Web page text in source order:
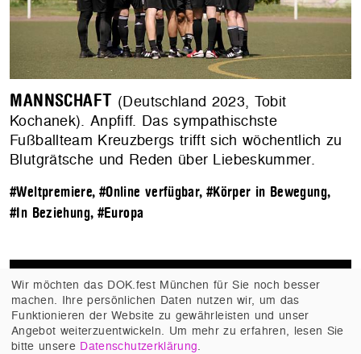
MANNSCHAFT (Deutschland 2023, Tobit
Kochanek). Anpfiff. Das sympathischste
Fußballteam Kreuzbergs trifft sich wöchentlich zu
Blutgrätsche und Reden über Liebeskummer.
#Weltpremiere, #Online verfügbar, #Körper in Bewegung,
#In Beziehung, #Europa
Wir möchten das DOK.fest München für Sie noch besser
machen. Ihre persönlichen Daten nutzen wir, um das
Funktionieren der Website zu gewährleisten und unser
Angebot weiterzuentwickeln. Um mehr zu erfahren, lesen Sie
bitte unsere Datenschutzerklärung.